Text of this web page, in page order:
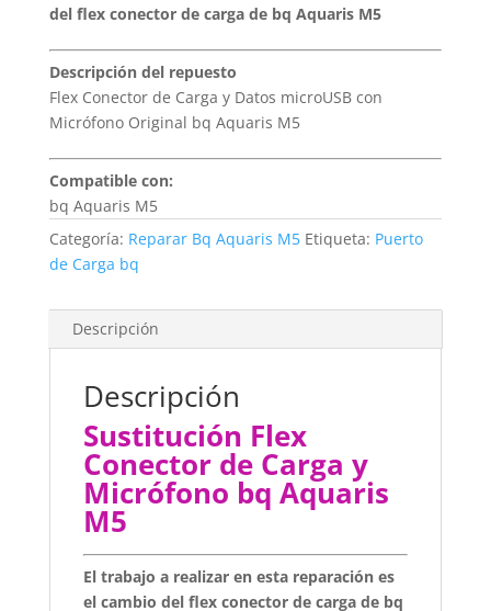
del flex conector de carga de bq Aquaris M5
Descripción del repuesto
Flex Conector de Carga y Datos microUSB con
Micrófono Original bq Aquaris M5
Compatible con:
bq Aquaris M5
Categoría: Reparar Bq Aquaris M5 Etiqueta: Puerto
de Carga bq
Descripción
Descripción
Sustitución Flex
Conector de Carga y
Micrófono bq Aquaris
M5
El trabajo a realizar en esta reparación es
el cambio del flex conector de carga de bq